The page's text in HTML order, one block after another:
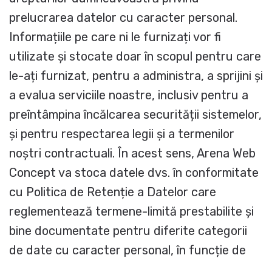
prelucrarea datelor cu caracter personal.
Informațiile pe care ni le furnizați vor fi
utilizate și stocate doar în scopul pentru care
le-ați furnizat, pentru a administra, a sprijini și
a evalua serviciile noastre, inclusiv pentru a
preîntâmpina încălcarea securității sistemelor,
și pentru respectarea legii și a termenilor
noștri contractuali. În acest sens, Arena Web
Concept va stoca datele dvs. în conformitate
cu Politica de Retenție a Datelor care
reglementează termene-limită prestabilite și
bine documentate pentru diferite categorii
de date cu caracter personal, în funcție de